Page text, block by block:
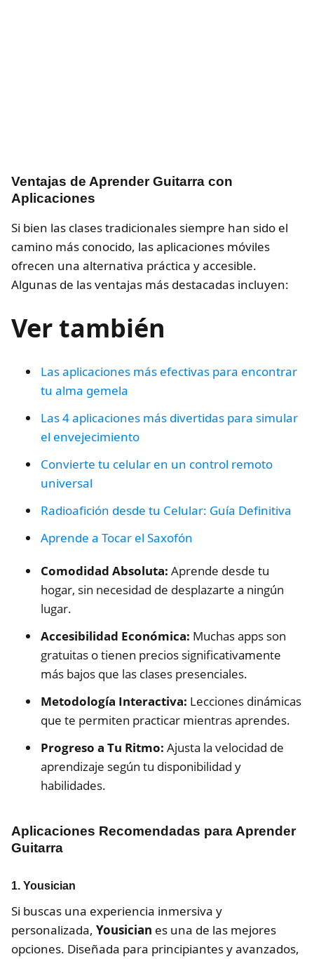
Ventajas de Aprender Guitarra con
Aplicaciones
Si bien las clases tradicionales siempre han sido el
camino más conocido, las aplicaciones móviles
ofrecen una alternativa práctica y accesible.
Algunas de las ventajas más destacadas incluyen:
Ver también
Las aplicaciones más efectivas para encontrar
tu alma gemela
Las 4 aplicaciones más divertidas para simular
el envejecimiento
Convierte tu celular en un control remoto
universal
Radioafición desde tu Celular: Guía Definitiva
Aprende a Tocar el Saxofón
Comodidad Absoluta: Aprende desde tu
hogar, sin necesidad de desplazarte a ningún
lugar.
Accesibilidad Económica: Muchas apps son
gratuitas o tienen precios significativamente
más bajos que las clases presenciales.
Metodología Interactiva: Lecciones dinámicas
que te permiten practicar mientras aprendes.
Progreso a Tu Ritmo: Ajusta la velocidad de
aprendizaje según tu disponibilidad y
habilidades.
Aplicaciones Recomendadas para Aprender
Guitarra
1. Yousician
Si buscas una experiencia inmersiva y
personalizada, Yousician es una de las mejores
opciones. Diseñada para principiantes y avanzados,